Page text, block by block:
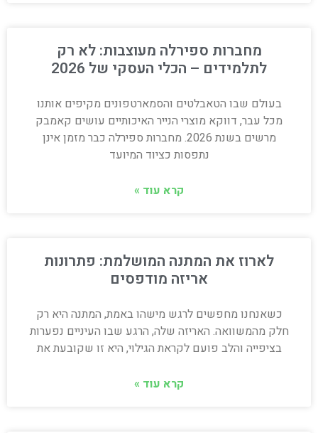
מחברות ספירלה מעוצבות: לא רק
לתלמידים – הכלי העסקי של 2026
בעולם שבו הטאבלטים והסמארטפונים מקיפים אותנו
מכל עבר, דווקא מוצרי הנייר האיכותיים עושים קאמבק
מרשים בשנת 2026. מחברות ספירלה כבר מזמן אינן
נתפסות כציוד המיועד
קרא עוד »
לארוז את המתנה המושלמת: פתרונות
אריזה מודפסים
כשאנחנו מחפשים לרגש מישהו באמת, המתנה היא רק
חלק מהמשוואה. האריזה שלה, הרגע שבו העיניים נפערות
בציפייה והלב פועם לקראת הגילוי, היא זו שקובעת את
קרא עוד »